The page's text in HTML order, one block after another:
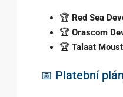
🏆 Red Sea
🏆 Orascom
🏆 Talaat
📅 Platební